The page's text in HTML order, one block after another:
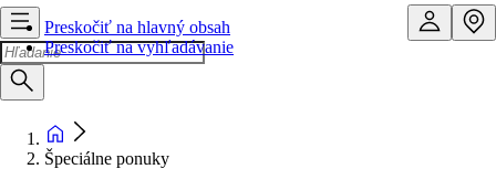
Preskočiť na hlavný obsah
Preskočiť na vyhľadávanie
Špeciálne ponuky